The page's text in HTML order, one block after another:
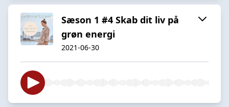
Sæson 1 #4 Skab dit liv på
grøn energi
2021-06-30